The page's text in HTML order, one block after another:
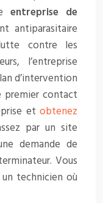
entreprise de
antiparasitaire
lutte contre les
l’entreprise
d’intervention
premier contact
et obtenez
par un site
demande de
Vous
technicien où